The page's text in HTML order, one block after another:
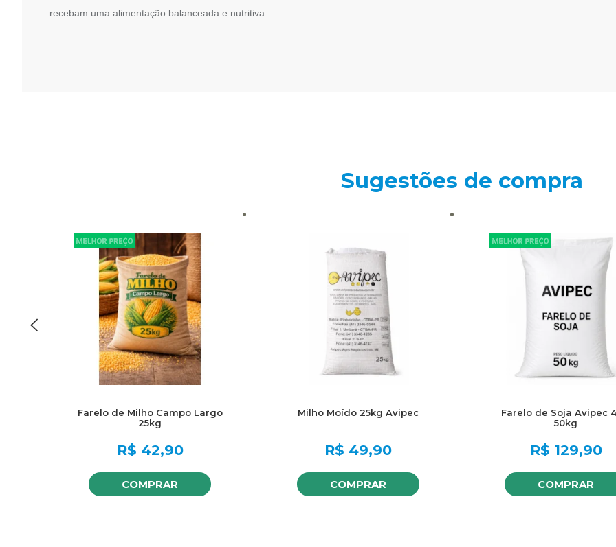
recebam uma alimentação balanceada e nutritiva.
Sugestões de compra
Farelo de Milho Campo Largo
25kg
R$ 42,90
COMPRAR
Milho Moído 25kg Avipec
R$ 49,90
COMPRAR
Farelo de Soja Avipec
50kg
R$ 129,90
COMPRAR